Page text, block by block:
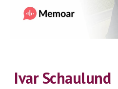
Ivar Schaulund